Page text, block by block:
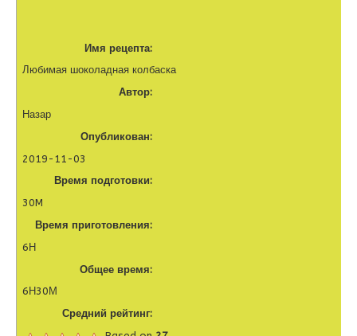
Имя рецепта:
Любимая шоколадная колбаска
Автор:
Назар
Опубликован:
2019-11-03
Время подготовки:
30M
Время приготовления:
6Н
Общее время:
6Н30М
Средний рейтинг: